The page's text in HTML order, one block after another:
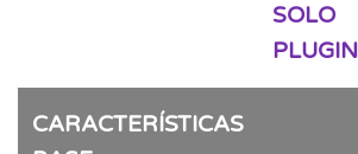
SOLO
PLUGIN
CARACTERÍSTICAS